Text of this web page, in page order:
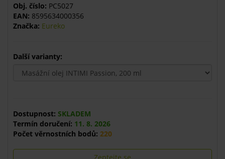
Obj. číslo: PC5027
EAN: 8595634000356
Značka: Eureko
Další varianty:
Dostupnost: SKLADEM
Termín doručení: 11. 8. 2026
Počet věrnostních bodů: 220
Zeptejte se